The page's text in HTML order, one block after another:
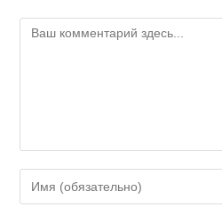
Комментарий
Введите
свое